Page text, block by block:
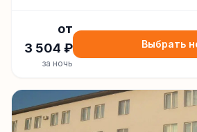
от
3 504 ₽
за ночь
Выбрать